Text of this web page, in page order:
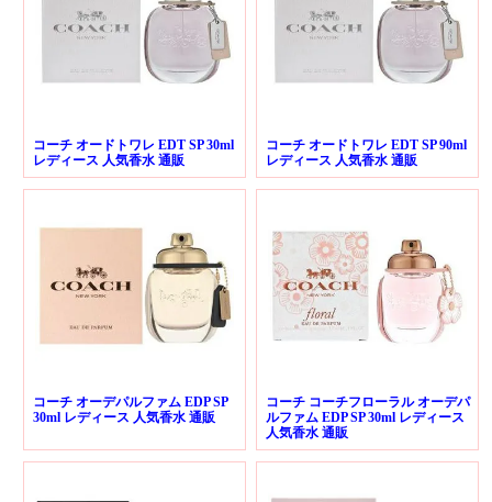
コーチ オードトワレ EDT SP 30ml
レディース 人気香水 通販
コーチ オードトワレ EDT SP 90ml
レディース 人気香水 通販
コーチ オーデパルファム EDP SP
30ml レディース 人気香水 通販
コーチ コーチフローラル オーデパ
ルファム EDP SP 30ml レディース
人気香水 通販